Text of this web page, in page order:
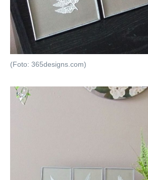
(Foto: 365designs.com)